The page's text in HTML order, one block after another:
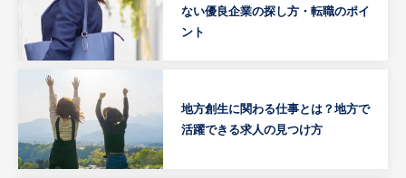
ない優良企業の探し方・転職のポイ
ント
地方創生に関わる仕事とは？地方で
活躍できる求人の見つけ方